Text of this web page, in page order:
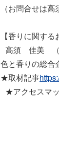
（お問合せは
【香りに関す
高須 佳美 （
色と香りの総
★取材記事
★アクセスマ